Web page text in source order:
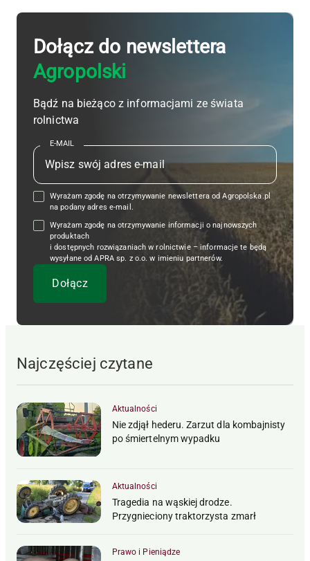
Dołącz do newslettera
Agropolski
Bądź na bieżąco z informacjami ze świata
rolnictwa
E-MAIL
Wyrażam zgodę na otrzymywanie newslettera od Agropolska.pl
na podany adres e-mail.
Wyrażam zgodę na otrzymywanie informacji o najnowszych
produktach
i dostępnych rozwiązaniach w rolnictwie – informacje te będą
wysyłane od APRA sp. z o.o. w imieniu partnerów.
Najczęściej czytane
Aktualności
Nie zdjął hederu. Zarzut dla kombajnisty
po śmiertelnym wypadku
Aktualności
Tragedia na wąskiej drodze.
Przygnieciony traktorzysta zmarł
Prawo i Pieniądze